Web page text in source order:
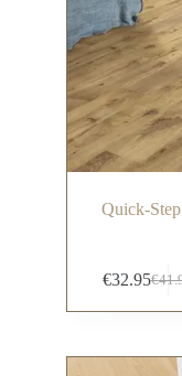
Quick-
€
€32.95